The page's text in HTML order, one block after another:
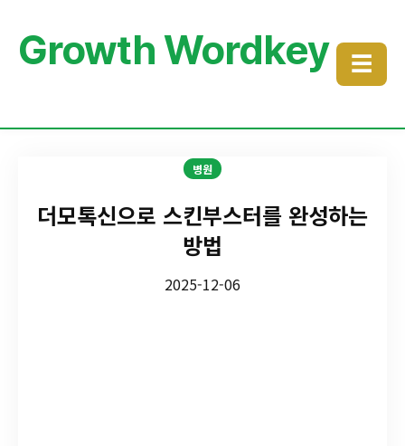
Growth Wordkey ☰
병원
더모톡신으로 스킨부스터를 완성하는
방법
2025-12-06